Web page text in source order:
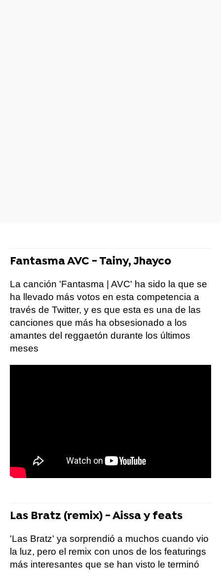
Fantasma AVC - Tainy, Jhayco
La canción 'Fantasma | AVC' ha sido la que se
ha llevado más votos en esta competencia a
través de Twitter, y es que esta es una de las
canciones que más ha obsesionado a los
amantes del reggaetón durante los últimos
meses
Las Bratz (remix) - Aissa y feats
'Las Bratz' ya sorprendió a muchos cuando vio
la luz, pero el remix con unos de los featurings
más interesantes que se han visto le terminó